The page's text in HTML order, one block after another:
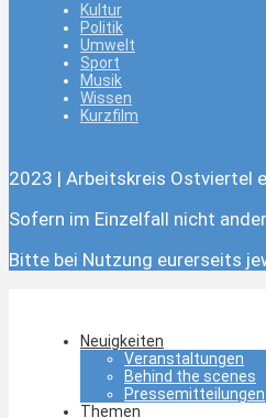
Kultur
Politik
Umwelt
Sport
Musik
Wissen
Kurzfilm
2023 | Arbeitskreis Ostviertel
Sofern im Einzelfall nicht
Bitte bei Nutzung eurerseits
Neuigkeiten
Veranstaltungen
Behind the scenes
Pressemitteilungen
Themen